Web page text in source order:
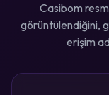
Casibom
görüntülendiğini,
erişim